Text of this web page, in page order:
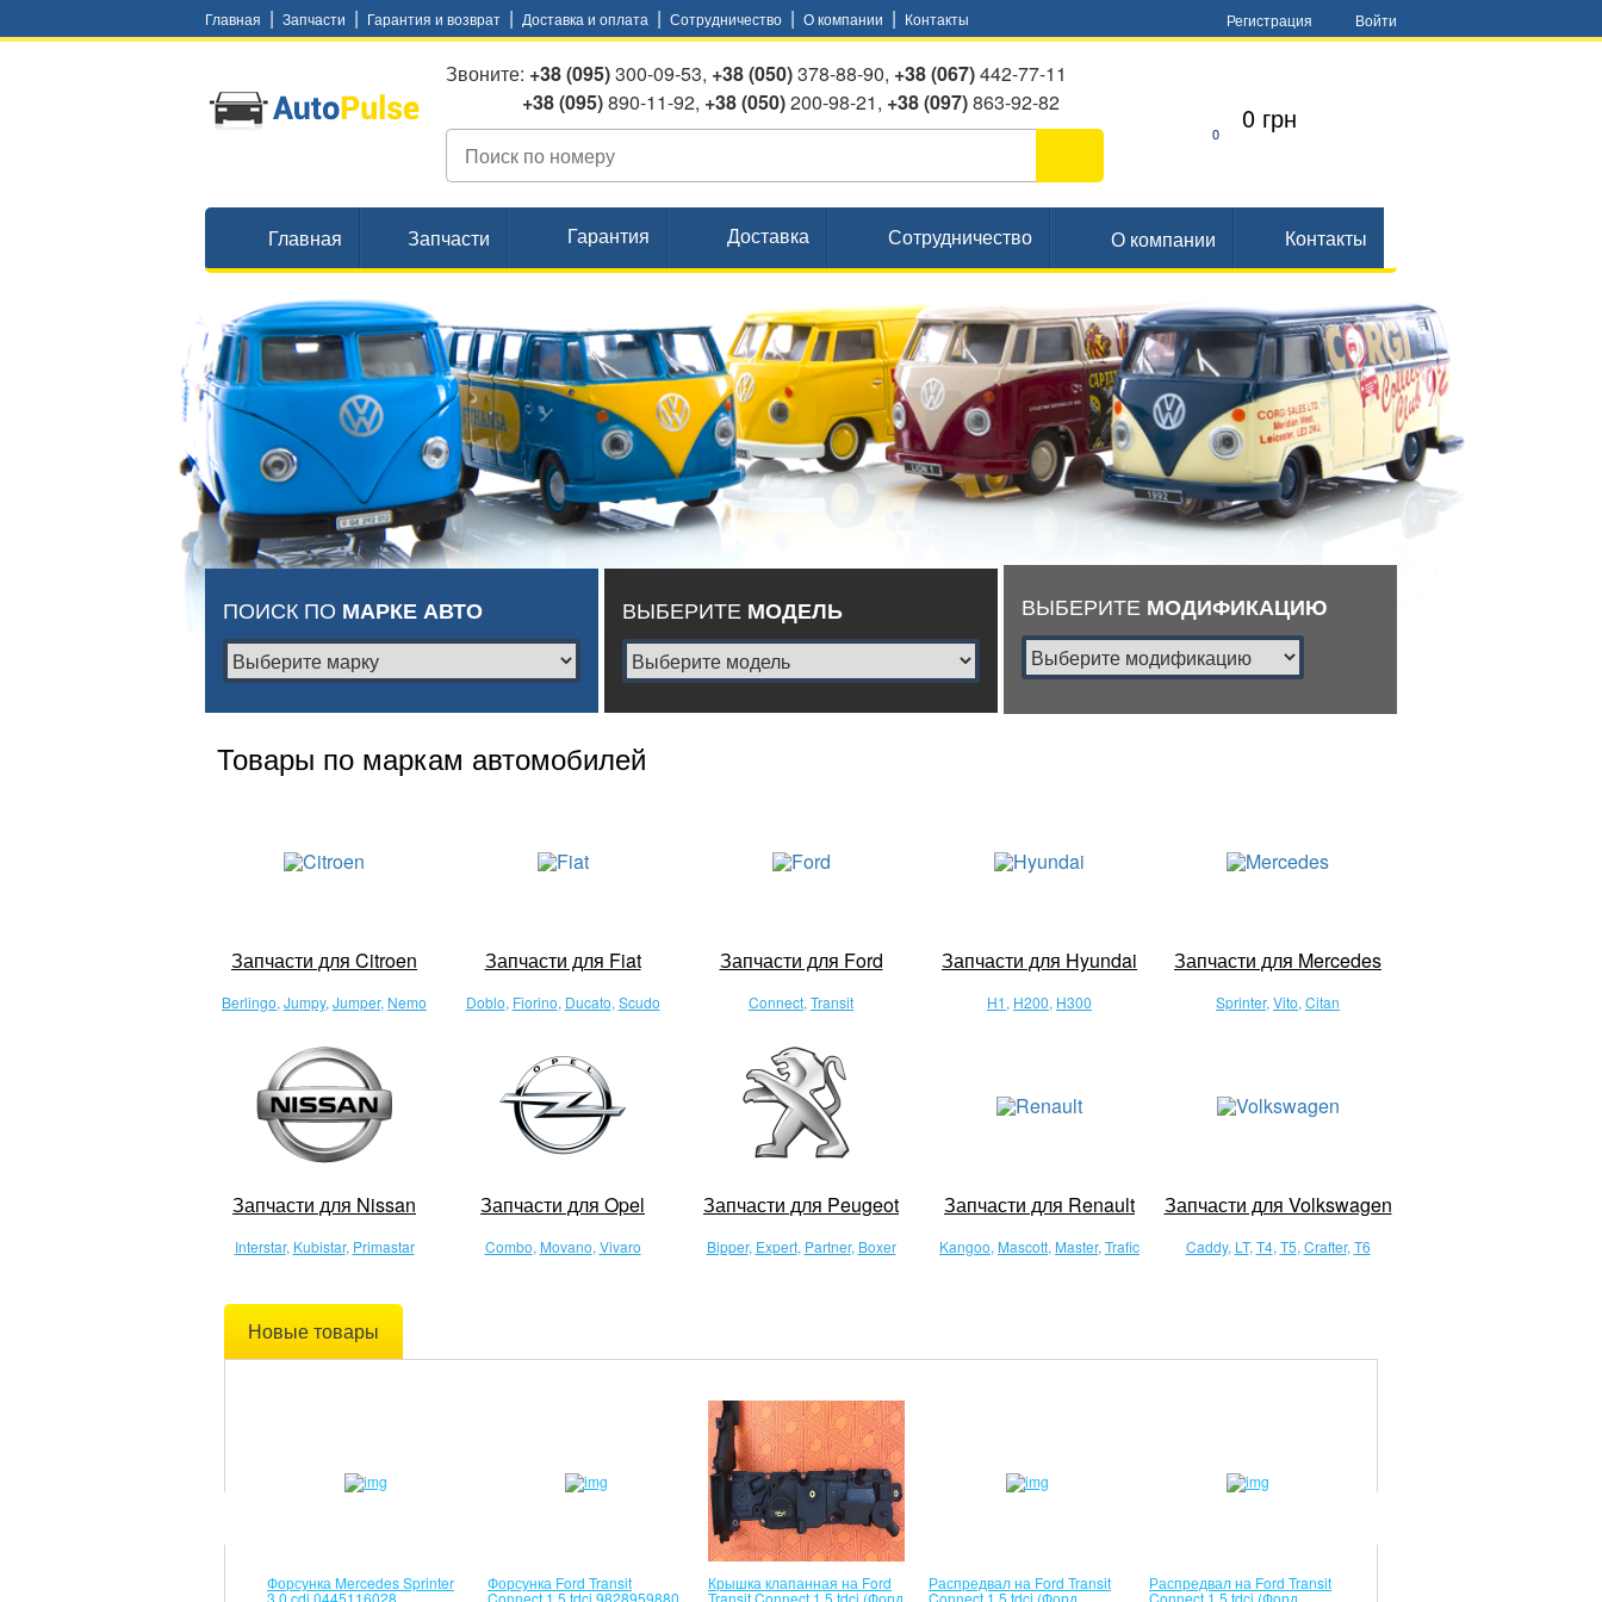
Главная | Запчасти | Гарантия и возврат | Доставка и оплата | Сотрудничество | О компании | Контакты Войти
Регистрация
Звоните: +38 (095)300-09-53, +38 (050)378-88-90, +38 (067)442-77-11
+38 (095)890-11-92, +38 (050)200-98-21, +38 (097)863-92-82
0 0 грн
Главная Запчасти Гарантия Доставка Сотрудничество О компании Контакты
ПОИСК ПО МАРКЕ АВТО ВЫБЕРИТЕ МОДЕЛЬ ВЫБЕРИТЕ МОДИФИКАЦИЮ
Товары по маркам автомобилей
Запчасти для Citroen
Berlingo, Jumpy, Jumper, Nemo
Запчасти для Fiat
Doblo, Fiorino, Ducato, Scudo
Запчасти для Ford
Connect, Transit
Запчасти для Hyundai
H1, H200, H300
Запчасти для Mercedes
Sprinter, Vito, Citan
Запчасти для Nissan
Interstar, Kubistar, Primastar
Запчасти для Opel
Combo, Movano, Vivaro
Запчасти для Peugeot
Bipper, Expert, Partner, Boxer
Запчасти для Renault
Kangoo, Mascott, Master, Trafic
Запчасти для Volkswagen
Caddy, LT, T4, T5, Crafter, T6
Новые товары
Форсунка Mercedes Sprinter
3.0 cdi 0445116028,
Форсунка Ford Transit
Connect 1.5 tdci 9828959880
Крышка клапанная на Ford
Transit Connect 1.5 tdci (Форд
Распредвал на Ford Transit
Connect 1.5 tdci (Форд
Распредвал на Ford Transit
Connect 1.5 tdci (Форд